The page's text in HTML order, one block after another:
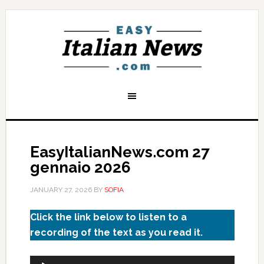
EasyItalianNews.com 27
gennaio 2026
JANUARY 27, 2026BY SOFIA
Click the link below to listen to a
recording of the text as you read it.